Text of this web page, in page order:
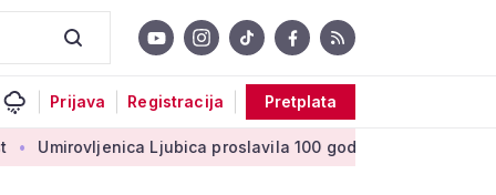
Prijava Registracija Pretplata
Ljubica proslavila 100 godina: 'Stoljeće uspomena,